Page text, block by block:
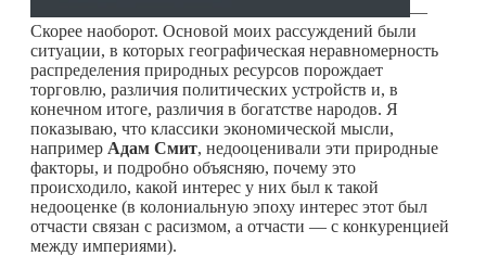
—
Скорее наоборот. Основой моих рассуждений были
ситуации, в которых географическая неравномерность
распределения природных ресурсов порождает
торговлю, различия политических устройств и, в
конечном итоге, различия в богатстве народов. Я
показываю, что классики экономической мысли,
например Адам Смит, недооценивали эти природные
факторы, и подробно объясняю, почему это
происходило, какой интерес у них был к такой
недооценке (в колониальную эпоху интерес этот был
отчасти связан с расизмом, а отчасти — с конкуренцией
между империями).